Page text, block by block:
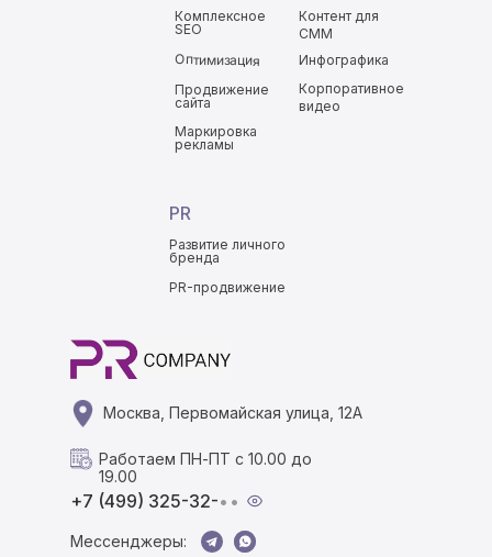
+7 (499) 325-32-••
Комплексное
SEO
Оптимизация
Маркировка
рекламы
Продвижение
сайта
PR
PR-продвижение
Развитие личного
бренда
Москва, Первомайская улица, 12А
Инфографика
Контент для
СММ
Корпоративное
видео
Работаем ПН-ПТ с 10.00 до
19.00
Мессенджеры: